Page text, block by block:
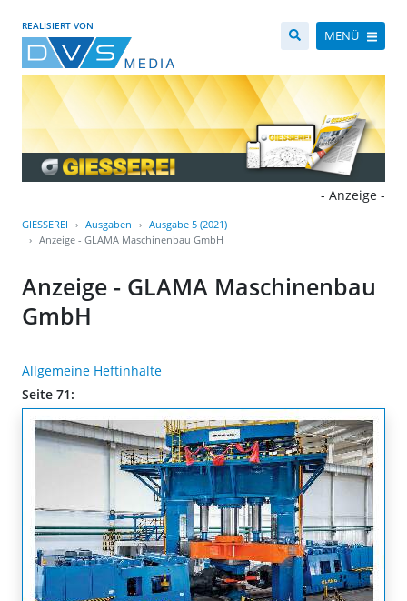
REALISIERT VON
MENÜ
- Anzeige -
GIESSEREI Ausgaben
Ausgabe 5 (2021)
Anzeige - GLAMA Maschinenbau GmbH
Anzeige - GLAMA Maschinenbau
GmbH
Allgemeine Heftinhalte
Seite 71: